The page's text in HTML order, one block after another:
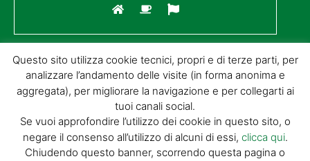
© GIORGIO TESI EDITRICE S.R.L. | P.IVA
Questo sito utilizza cookie tecnici, propri e di terze parti, per
analizzare l’andamento delle visite (in forma anonima e
aggregata), per migliorare la navigazione e per collegarti ai
tuoi canali social.
Se vuoi approfondire l’utilizzo dei cookie in questo sito, o
negare il consenso all’utilizzo di alcuni di essi, clicca qui.
Chiudendo questo banner, scorrendo questa pagina o